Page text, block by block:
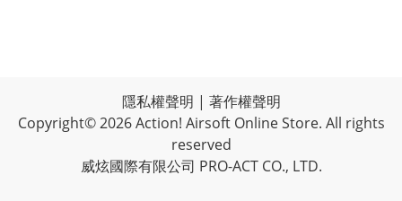
隱私權聲明 | 著作權聲明
Copyright© 2026 Action! Airsoft Online Store. All rights
reserved
威炫國際有限公司 PRO-ACT CO., LTD.